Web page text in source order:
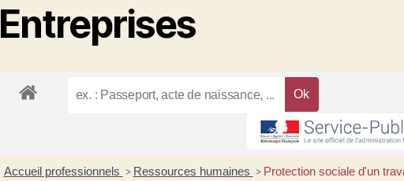
Entreprises
Accueil professionnels > Ressources humaines > Protection sociale d'un